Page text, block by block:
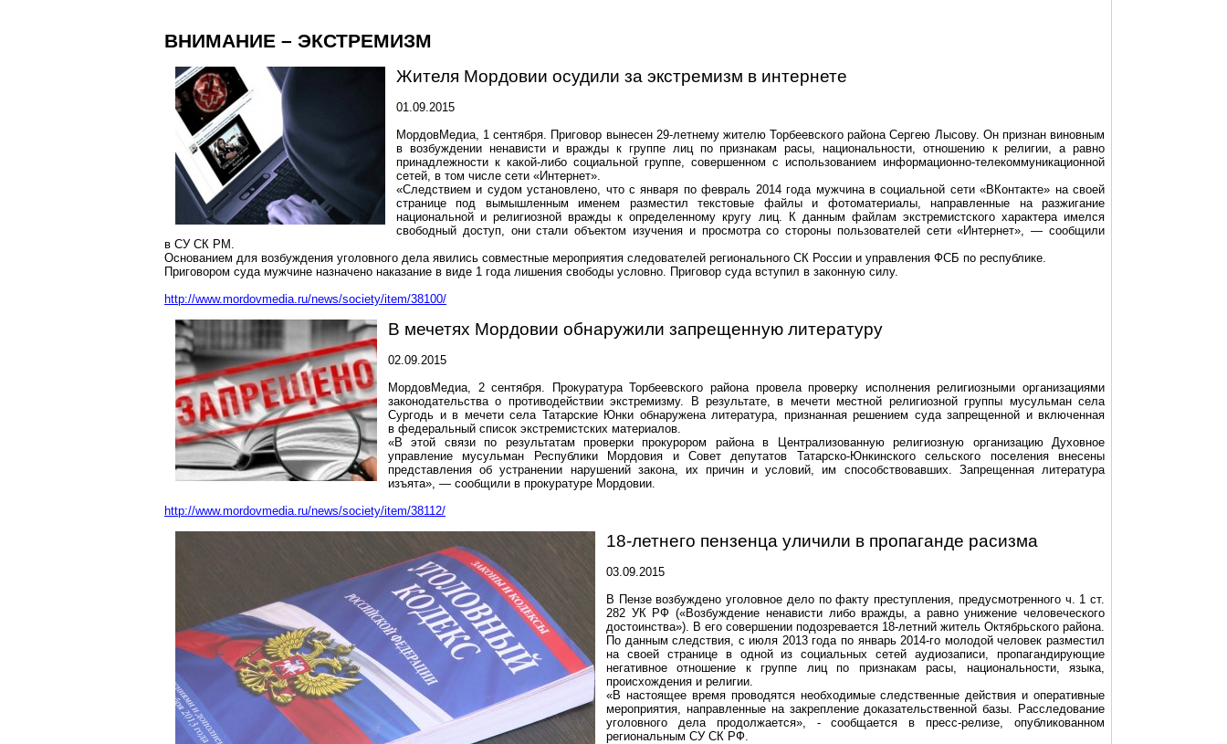
ВНИМАНИЕ – ЭКСТРЕМИЗМ
Жителя Мордовии осудили за экстремизм в интернете
01.09.2015
МордовМедиа, 1 сентября. Приговор вынесен 29-летнему жителю Торбеевского района Сергею Лысову. Он признан виновным
в возбуждении ненависти и вражды к группе лиц по признакам расы, национальности, отношению к религии, а равно
принадлежности к какой-либо социальной группе, совершенном с использованием информационно-телекоммуникационной
сетей, в том числе сети «Интернет».
«Следствием и судом установлено, что с января по февраль 2014 года мужчина в социальной сети «ВКонтакте» на своей
странице под вымышленным именем разместил текстовые файлы и фотоматериалы, направленные на разжигание
национальной и религиозной вражды к определенному кругу лиц. К данным файлам экстремистского характера имелся
свободный доступ, они стали объектом изучения и просмотра со стороны пользователей сети «Интернет», — сообщили
в СУ СК РМ.
Основанием для возбуждения уголовного дела явились совместные мероприятия следователей регионального СК России и управления ФСБ по республике.
Приговором суда мужчине назначено наказание в виде 1 года лишения свободы условно. Приговор суда вступил в законную силу.
http://www.mordovmedia.ru/news/society/item/38100/
В мечетях Мордовии обнаружили запрещенную литературу
02.09.2015
МордовМедиа, 2 сентября. Прокуратура Торбеевского района провела проверку исполнения религиозными организациями
законодательства о противодействии экстремизму. В результате, в мечети местной религиозной группы мусульман села
Сургодь и в мечети села Татарские Юнки обнаружена литература, признанная решением суда запрещенной и включенная
в федеральный список экстремистских материалов.
«В этой связи по результатам проверки прокурором района в Централизованную религиозную организацию Духовное
управление мусульман Республики Мордовия и Совет депутатов Татарско-Юнкинского сельского поселения внесены
представления об устранении нарушений закона, их причин и условий, им способствовавших. Запрещенная литература
изъята», — сообщили в прокуратуре Мордовии.
http://www.mordovmedia.ru/news/society/item/38112/
18-летнего пензенца уличили в пропаганде расизма
03.09.2015
В Пензе возбуждено уголовное дело по факту преступления, предусмотренного ч. 1 ст.
282 УК РФ («Возбуждение ненависти либо вражды, а равно унижение человеческого
достоинства»). В его совершении подозревается 18-летний житель Октябрьского района.
По данным следствия, с июля 2013 года по январь 2014-го молодой человек разместил
на своей странице в одной из социальных сетей аудиозаписи, пропагандирующие
негативное отношение к группе лиц по признакам расы, национальности, языка,
происхождения и религии.
«В настоящее время проводятся необходимые следственные действия и оперативные
мероприятия, направленные на закрепление доказательственной базы. Расследование
уголовного дела продолжается», - сообщается в пресс-релизе, опубликованном
региональным СУ СК РФ.